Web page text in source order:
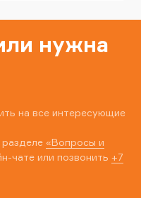
нужна
на все интересующие
«Вопросы и
чате или позвонить +7